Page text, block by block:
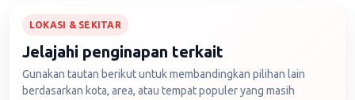
LOKASI & SEKITAR
Jelajahi penginapan terkait
Gunakan tautan berikut untuk membandingkan pilihan lain
berdasarkan kota, area, atau tempat populer yang masih